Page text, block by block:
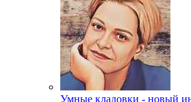
Умные кладовки - новый